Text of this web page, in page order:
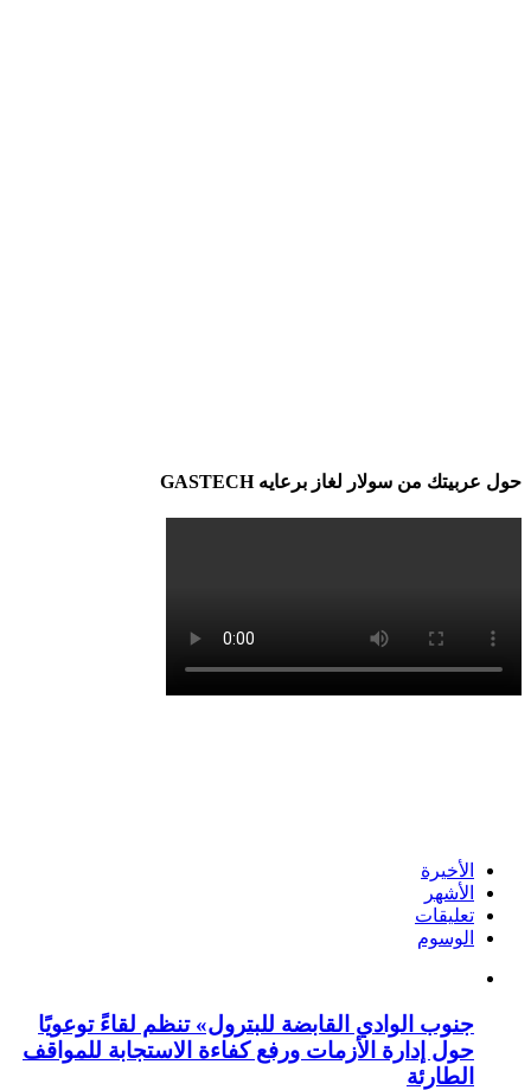
حول عربيتك من سولار لغاز برعايه GASTECH
الأخيرة
الأشهر
تعليقات
الوسوم
جنوب الوادي القابضة للبترول» تنظم لقاءً توعويًا
حول إدارة الأزمات ورفع كفاءة الاستجابة للمواقف
الطارئة